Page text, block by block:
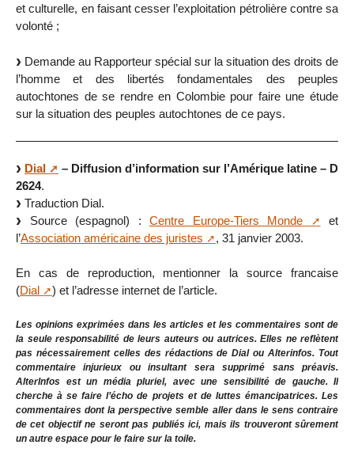
et culturelle, en faisant cesser l’exploitation pétrolière contre sa
volonté ;
Demande au Rapporteur spécial sur la situation des droits de
l’homme et des libertés fondamentales des peuples
autochtones de se rendre en Colombie pour faire une étude
sur la situation des peuples autochtones de ce pays.
Dial
– Diffusion d’information sur l’Amérique latine – D
2624.
Traduction Dial.
Source (espagnol) : Centre Europe-Tiers Monde
et
l’Association américaine des juristes , 31 janvier 2003.
En cas de reproduction, mentionner la source francaise
(Dial ) et l’adresse internet de l’article.
Les opinions exprimées dans les articles et les commentaires sont de
la seule responsabilité de leurs auteurs ou autrices. Elles ne reflètent
pas nécessairement celles des rédactions de Dial ou Alterinfos. Tout
commentaire injurieux ou insultant sera supprimé sans préavis.
AlterInfos est un média pluriel, avec une sensibilité de gauche. Il
cherche à se faire l’écho de projets et de luttes émancipatrices. Les
commentaires dont la perspective semble aller dans le sens contraire
de cet objectif ne seront pas publiés ici, mais ils trouveront sûrement
un autre espace pour le faire sur la toile.